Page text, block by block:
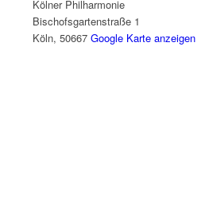
Kölner Philharmonie
Bischofsgartenstraße 1
Köln, 50667 Google Karte anzeigen